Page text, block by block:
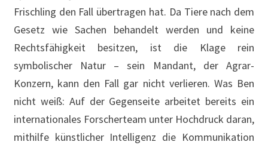
Frischling den Fall übertragen hat. Da Tiere nach dem
Gesetz wie Sachen behandelt werden und keine
Rechtsfähigkeit besitzen, ist die Klage rein
symbolischer Natur – sein Mandant, der Agrar-
Konzern, kann den Fall gar nicht verlieren. Was Ben
nicht weiß: Auf der Gegenseite arbeitet bereits ein
internationales Forscherteam unter Hochdruck daran,
mithilfe künstlicher Intelligenz die Kommunikation